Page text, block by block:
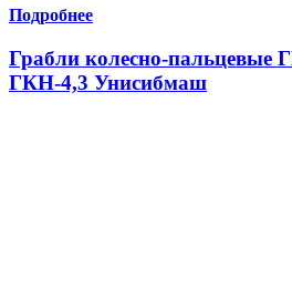
Подробнее
Грабли колесно-пальцевые
ГКН-4,3 Унисибмаш